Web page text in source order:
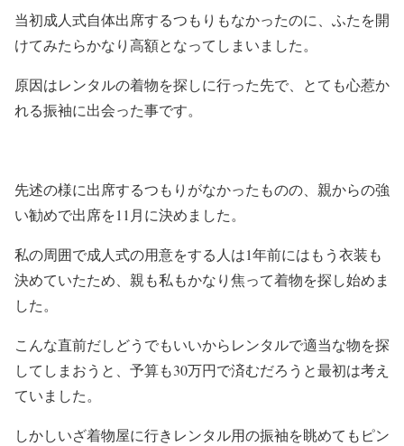
当初成人式自体出席するつもりもなかったのに、ふたを開
けてみたらかなり高額となってしまいました。
原因はレンタルの着物を探しに行った先で、とても心惹か
れる振袖に出会った事です。
先述の様に出席するつもりがなかったものの、親からの強
い勧めで出席を11月に決めました。
私の周囲で成人式の用意をする人は1年前にはもう衣装も
決めていたため、親も私もかなり焦って着物を探し始めま
した。
こんな直前だしどうでもいいからレンタルで適当な物を探
してしまおうと、予算も30万円で済むだろうと最初は考え
ていました。
しかしいざ着物屋に行きレンタル用の振袖を眺めてもピン